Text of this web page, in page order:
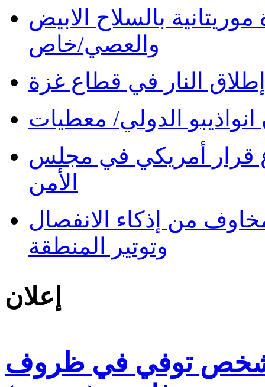
بالسلاح الابيض
والعصي/خاص
النار في قطاع غزة
الدولي/ معطيات
قرار أمريكي في مجلس
الأمن
من إذكاء الانفصال
وتوتير المنطقة
إعلان
شخص توفي في ظروف